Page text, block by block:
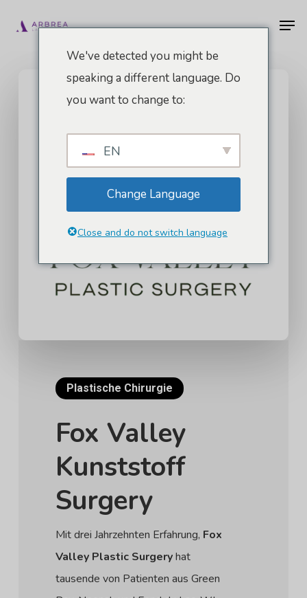
Hauptinhalt
Plastische Chirurgie
Fox Valley
Kunststoff
Surgery
Mit drei Jahrzehnten Erfahrung, Fox
Valley Plastic Surgeryhat
tausende von Patienten aus Green
We've detected you might be
speaking a different language. Do
you want to change to:
EN
Change Language
Close and do not switch language